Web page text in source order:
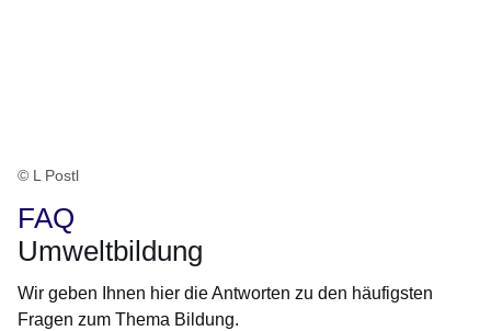
© L Postl
FAQ
Umweltbildung
Wir geben Ihnen hier die Antworten zu den häufigsten
Fragen zum Thema Bildung.